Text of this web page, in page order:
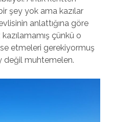
şey yok ama kazılar
anlattığına göre
çünkü o
etmeleri gerekiyormuş
değil muhtemelen.